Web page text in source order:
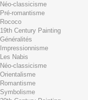
Free shipping!
0,00 € Total
Check out
Product
your
Quantity
Total
Néo-classicisme
Pré-romantisme
Rococo
19th Century Painting
Généralités
Impressionnisme
Les Nabis
Néo-classicisme
Orientalisme
Romantisme
Symbolisme